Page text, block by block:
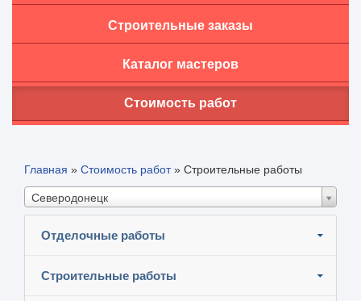
Строительные заказы
Каталог мастеров
Стоимость работ
Главная » Стоимость работ» Строительные работы
Северодонецк
Отделочные работы
Строительные работы